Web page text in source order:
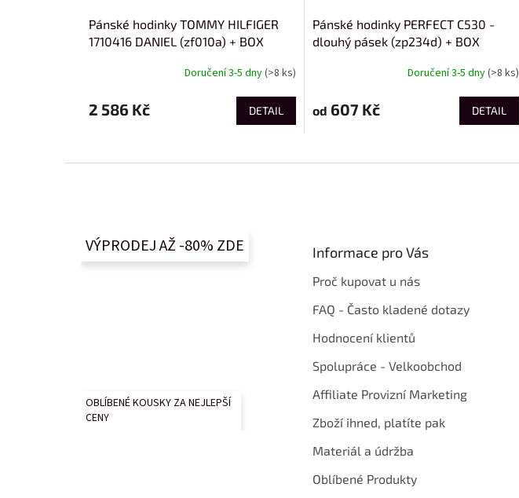
Pánské hodinky TOMMY HILFIGER
1710416 DANIEL (zf010a) + BOX
Doručení 3-5 dny(>8 ks)
2 586 Kč DETAIL
Pánské hodinky PERFECT C530 -
dlouhý pásek (zp234d) + BOX
Doručení 3-5 dny(>8 ks)
od 607 Kč DETAIL
VÝPRODEJ AŽ -80% ZDE
OBLÍBENÉ KOUSKY ZA NEJLEPŠÍ
CENY
Informace pro Vás
Proč kupovat u nás
FAQ - Často kladené dotazy
Hodnocení klientů
Spolupráce - Velkoobchod
Affiliate Provizní Marketing
Zboží ihned, platíte pak
Materiál a údržba
Oblíbené Produkty